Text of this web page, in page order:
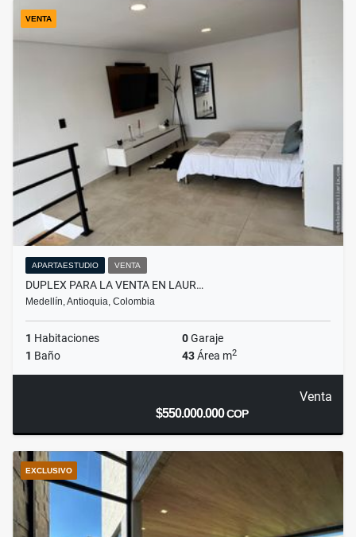
VENTA
APARTAESTUDIO VENTA
DUPLEX PARA LA VENTA EN LAUR…
Medellín, Antioquia, Colombia
1 Habitaciones 0Garaje
1 Baño 43Área m2
Venta
$550.000.000COP
EXCLUSIVO